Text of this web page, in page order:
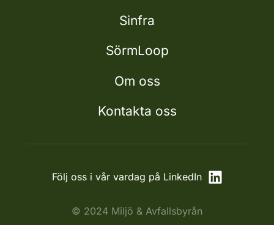
Sinfra
SörmLoop
Om oss
Kontakta oss
© 2024 Miljö & Avfallsbyrån
Följ oss i vår vardag på LinkedIn